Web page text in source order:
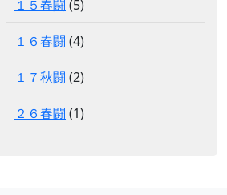
１５春闘 (5)
１６春闘 (4)
１７秋闘 (2)
２６春闘 (1)